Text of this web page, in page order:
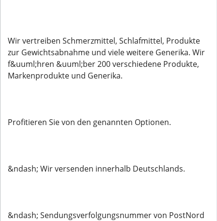
Wir vertreiben Schmerzmittel, Schlafmittel, Produkte
zur Gewichtsabnahme und viele weitere Generika. Wir
f&uuml;hren &uuml;ber 200 verschiedene Produkte,
Markenprodukte und Generika.
Profitieren Sie von den genannten Optionen.
&ndash; Wir versenden innerhalb Deutschlands.
&ndash; Sendungsverfolgungsnummer von PostNord